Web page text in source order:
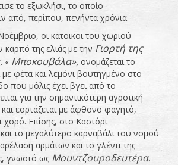
το εξωκλήσι, το οποίο
από, περίπου, πενήντα χρόνια.
οι κάτοικοι του χωριού
της ελιάς με την Γιορτή της
. « Μποκουβάλα», ονομάζεται το
φέτα και λεμόνι βουτηγμένο στο
που μόλις έχει βγει από το
για την σημαντικότερη αγροτική
εορτάζεται με άφθονο φαγητό,
χορό. Επίσης, στο Καστόρι
και το μεγαλύτερο καρναβάλι του νομού
αρμάτων και το γλέντι της
γνωστό ως Μουντζουροδευτέρα.